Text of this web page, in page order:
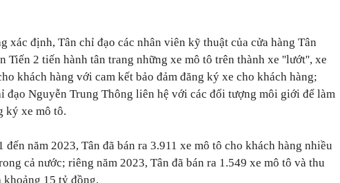
xác định, Tân chỉ đạo các nhân viên kỹ thuật của cửa hàng Tân
Tiến 2 tiến hành tân trang những xe mô tô trên thành xe ''lướt'', xe
khách hàng với cam kết bảo đảm đăng ký xe cho khách hàng;
đạo Nguyễn Trung Thông liên hệ với các đối tượng môi giới để làm
ký xe mô tô.
đến năm 2023, Tân đã bán ra 3.911 xe mô tô cho khách hàng nhiều
cả nước; riêng năm 2023, Tân đã bán ra 1.549 xe mô tô và thu
15 tỷ đồng.